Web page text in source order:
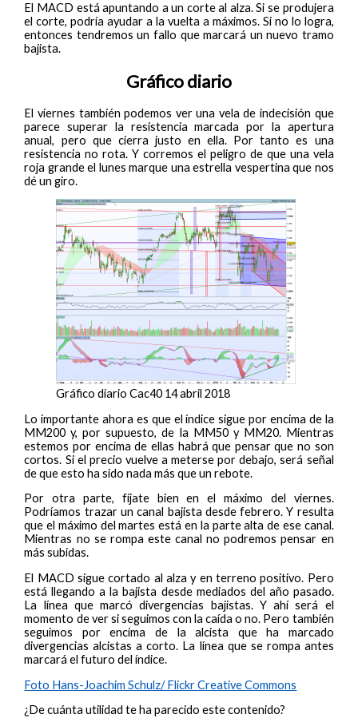
El MACD está apuntando a un corte al alza. Si se produjera
el corte, podría ayudar a la vuelta a máximos. Si no lo logra,
entonces tendremos un fallo que marcará un nuevo tramo
bajista.
Gráfico diario
El viernes también podemos ver una vela de indecisión que
parece superar la resistencia marcada por la apertura
anual, pero que cierra justo en ella. Por tanto es una
resistencia no rota. Y corremos el peligro de que una vela
roja grande el lunes marque una estrella vespertina que nos
dé un giro.
Gráfico diario Cac40 14 abril 2018
Lo importante ahora es que el índice sigue por encima de la
MM200 y, por supuesto, de la MM50 y MM20. Mientras
estemos por encima de ellas habrá que pensar que no son
cortos. Si el precio vuelve a meterse por debajo, será señal
de que esto ha sido nada más que un rebote.
Por otra parte, fíjate bien en el máximo del viernes.
Podríamos trazar un canal bajista desde febrero. Y resulta
que el máximo del martes está en la parte alta de ese canal.
Mientras no se rompa este canal no podremos pensar en
más subidas.
El MACD sigue cortado al alza y en terreno positivo. Pero
está llegando a la bajista desde mediados del año pasado.
La línea que marcó divergencias bajistas. Y ahí será el
momento de ver si seguimos con la caída o no. Pero también
seguimos por encima de la alcista que ha marcado
divergencias alcistas a corto. La línea que se rompa antes
marcará el futuro del índice.
Foto Hans-Joachim Schulz/ Flickr Creative Commons
¿De cuánta utilidad te ha parecido este contenido?